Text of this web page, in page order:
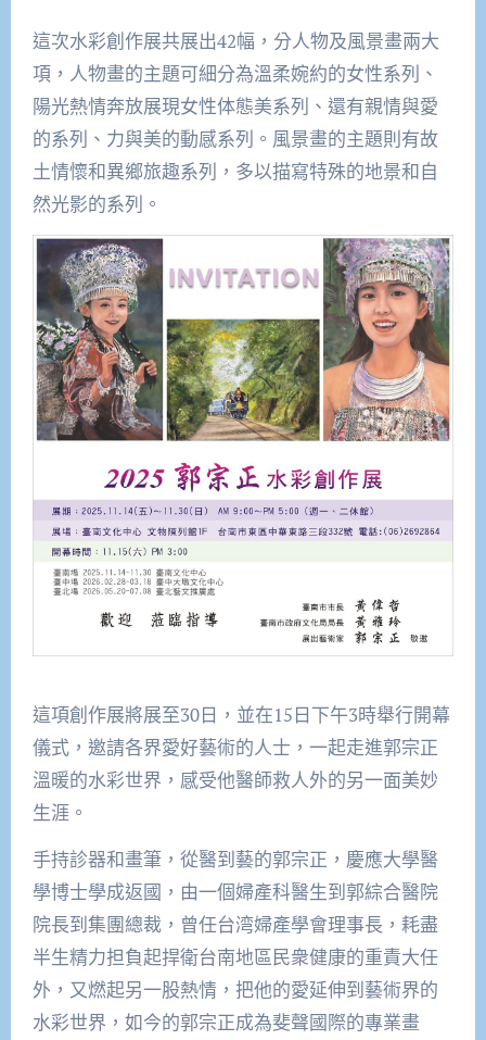
這次水彩創作展共展出42幅，分人物及風景畫兩大
項，人物畫的主題可細分為溫柔婉約的女性系列、
陽光熱情奔放展現女性体態美系列、還有親情與愛
的系列、力與美的動感系列。風景畫的主題則有故
土情懷和異鄉旅趣系列，多以描寫特殊的地景和自
然光影的系列。
這項創作展將展至30日，並在15日下午3時舉行開幕
儀式，邀請各界愛好藝術的人士，一起走進郭宗正
溫暖的水彩世界，感受他醫師救人外的另一面美妙
生涯。
手持診器和畫筆，從醫到藝的郭宗正，慶應大學醫
學博士學成返國，由一個婦產科醫生到郭綜合醫院
院長到集團總裁，曾任台湾婦產學會理事長，耗盡
半生精力担負起捍衛台南地區民衆健康的重責大任
外，又燃起另一股熱情，把他的愛延伸到藝術界的
水彩世界，如今的郭宗正成為斐聲國際的專業畫